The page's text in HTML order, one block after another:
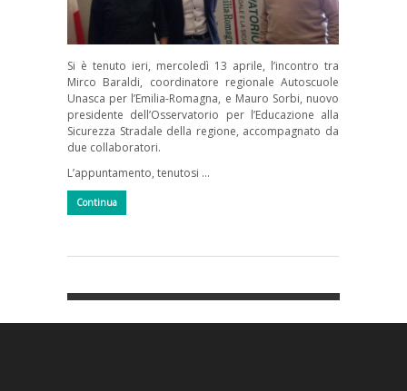
Si è tenuto ieri, mercoledì 13 aprile, l’incontro tra
Mirco Baraldi, coordinatore regionale Autoscuole
Unasca per l’Emilia-Romagna, e Mauro Sorbi, nuovo
presidente dell’Osservatorio per l’Educazione alla
Sicurezza Stradale della regione, accompagnato da
due collaboratori.
L’appuntamento, tenutosi …
Continua